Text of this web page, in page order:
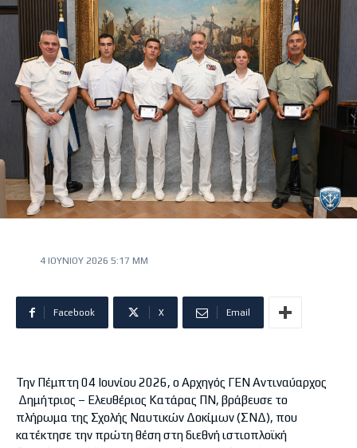
4 ΙΟΥΝΊΟΥ 2026 5:17 ΜΜ
Facebook X Email
Την Πέμπτη 04 Ιουνίου 2026, ο Αρχηγός ΓΕΝ Αντιναύαρχος
Δημήτριος – Ελευθέριος Κατάρας ΠΝ, βράβευσε το
πλήρωμα της Σχολής Ναυτικών Δοκίμων (ΣΝΔ), που
κατέκτησε την πρώτη θέση στη διεθνή ιστιοπλοϊκή